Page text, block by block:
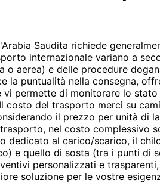
Saudita richiede
internazionale variano a
o aerea) e delle procedure
la puntualità nella consegna,
permette di monitorare lo stato
costo del trasporto merci su
il prezzo per unità di
nel costo complessivo
dedicato al carico/scarico, il
e quello di sosta (tra i punti di
personalizzati e
soluzione per le vostre